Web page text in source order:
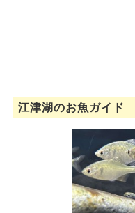
江津湖のお魚ガイド